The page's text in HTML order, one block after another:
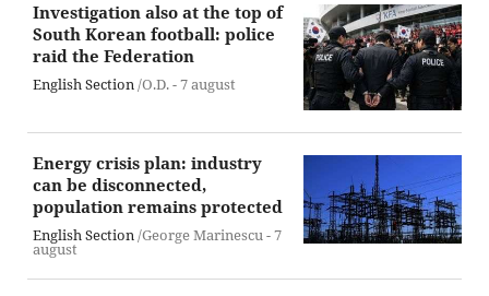
Investigation also at the top of
South Korean football: police
raid the Federation
English Section/O.D. -7 august
Energy crisis plan: industry
can be disconnected,
population remains protected
English Section/George Marinescu -7
august